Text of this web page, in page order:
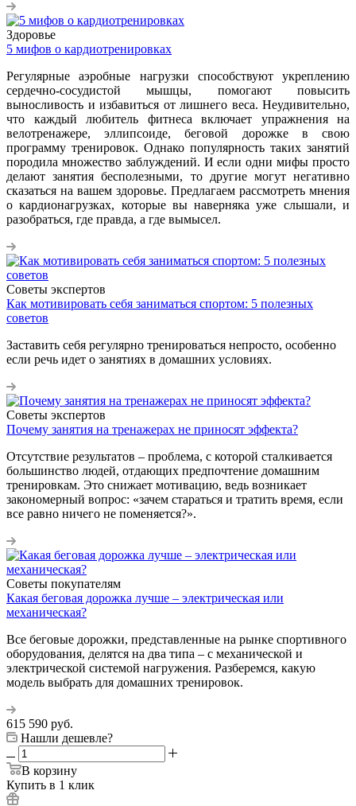
Здоровье
5 мифов о кардиотренировках
Регулярные аэробные нагрузки способствуют укреплению
сердечно-сосудистой мышцы, помогают повысить
выносливость и избавиться от лишнего веса. Неудивительно,
что каждый любитель фитнеса включает упражнения на
велотренажере, эллипсоиде, беговой дорожке в свою
программу тренировок. Однако популярность таких занятий
породила множество заблуждений. И если одни мифы просто
делают занятия бесполезными, то другие могут негативно
сказаться на вашем здоровье. Предлагаем рассмотреть мнения
о кардионагрузках, которые вы наверняка уже слышали, и
разобраться, где правда, а где вымысел.
Советы экспертов
Как мотивировать себя заниматься спортом: 5 полезных
советов
Заставить себя регулярно тренироваться непросто, особенно
если речь идет о занятиях в домашних условиях.
Советы экспертов
Почему занятия на тренажерах не приносят эффекта?
Отсутствие результатов – проблема, с которой сталкивается
большинство людей, отдающих предпочтение домашним
тренировкам. Это снижает мотивацию, ведь возникает
закономерный вопрос: «зачем стараться и тратить время, если
все равно ничего не поменяется?».
Советы покупателям
Какая беговая дорожка лучше – электрическая или
механическая?
Все беговые дорожки, представленные на рынке спортивного
оборудования, делятся на два типа – с механической и
электрической системой нагружения. Разберемся, какую
модель выбрать для домашних тренировок.
615 590 руб.
Нашли дешевле?
В корзину
Купить в 1 клик